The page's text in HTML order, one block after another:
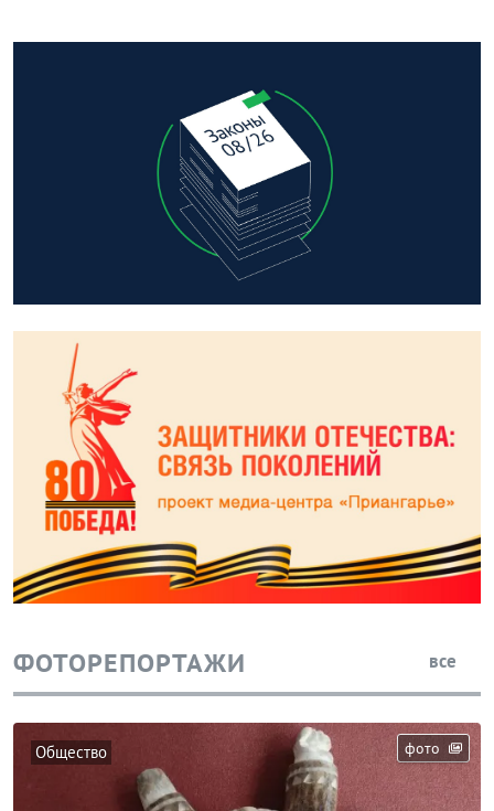
ФОТОРЕПОРТАЖИ все
фото
Общество